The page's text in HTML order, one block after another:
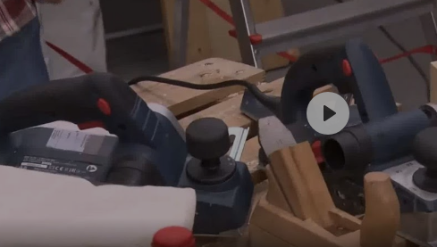
Play